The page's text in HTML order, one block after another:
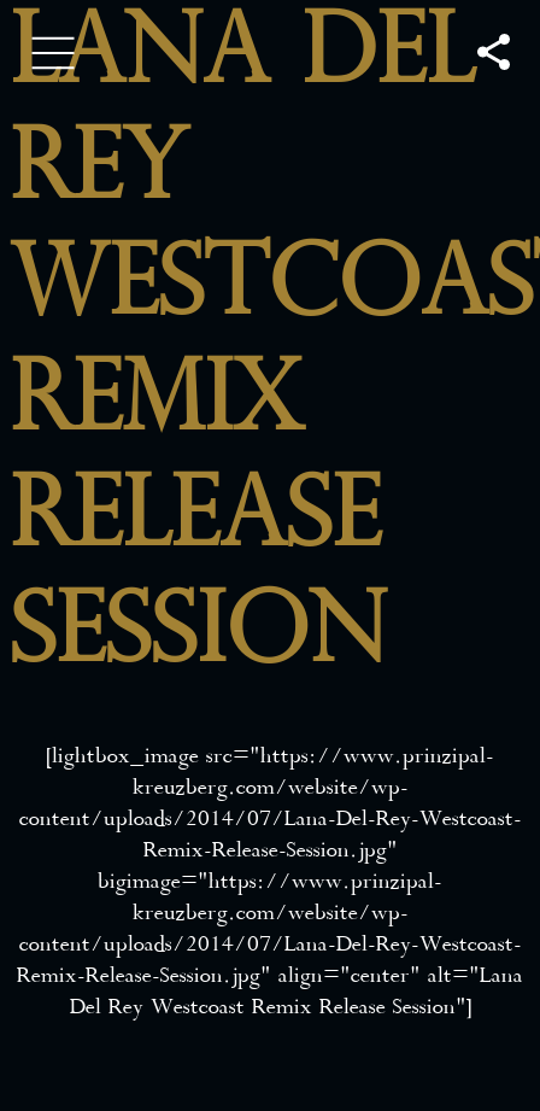
Lana Del
Rey
Remix
Release
Session
[lightbox_image src=”https://www.prinzipal-
kreuzberg.com/website/wp-
content/uploads/2014/07/Lana-Del-Rey-Westcoast-
Remix-Release-Session.jpg”
bigimage=”https://www.prinzipal-
kreuzberg.com/website/wp-
content/uploads/2014/07/Lana-Del-Rey-Westcoast-
Remix-Release-Session.jpg” align=”center” alt=”Lana
Del Rey Westcoast Remix Release Session”]